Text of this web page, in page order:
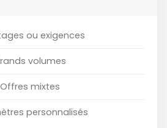
ou exigences
volumes
Offres mixtes
personnalisés